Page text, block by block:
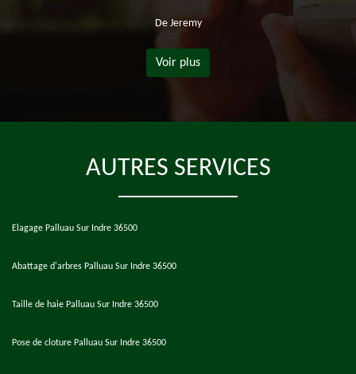
De Jeremy
Voir plus
AUTRES SERVICES
Elagage Palluau Sur Indre 36500
Abattage d'arbres Palluau Sur Indre 36500
Taille de haie Palluau Sur Indre 36500
Pose de cloture Palluau Sur Indre 36500